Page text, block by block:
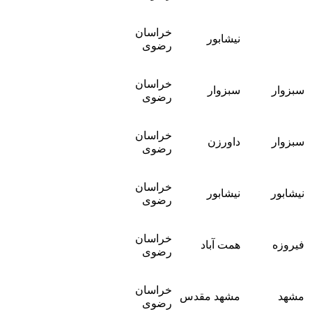
نیشابور
خراسان
رضوی
سبزوار سبزوار
خراسان
رضوی
سبزوار داورزن
خراسان
رضوی
نیشابور نیشابور
خراسان
رضوی
فیروزه همت آباد
خراسان
رضوی
مشهد مشهد مقدس
خراسان
رضوی